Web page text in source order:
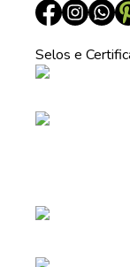
Selos e